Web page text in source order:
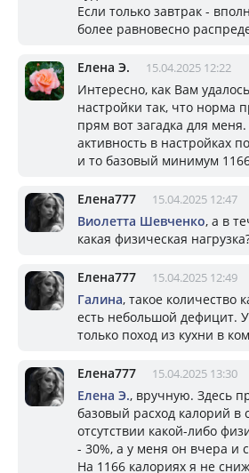
Если только завтрак -
более равновесно
Елена Э. 15.04.2025 12:22
Интересно, как Вам
настройки так, что норма
прям вот загадка для
активность в настройках
и то базовый минимум
Елена777 15.04.2025 12:47
Виолетта Шевченко, а в
какая физическая
Елена777 15.04.2025 12:49
Галина, такое количество
есть небольшой дефицит.
только поход из кухни в
Елена777 15.04.2025 13:30
Елена Э., вручную. Здесь
базовый расход калорий в
отсутствии какой-либо
- 30%, а у меня он вчера и
На 1166 калориях я не